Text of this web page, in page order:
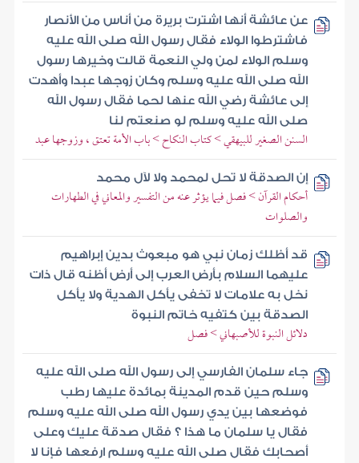
عن عائشة أنها اشترت بريرة من أناس من الأنصار
فاشترطوا الولاء فقال رسول الله صلى الله عليه
وسلم الولاء لمن ولي النعمة قالت وخيرها رسول
الله صلى الله عليه وسلم وكان زوجها عبدا وأهدت
إلى عائشة رضي الله عنها لحما فقال رسول الله
صلى الله عليه وسلم لو صنعتم لنا
السنن الصغير للبيهقي > كتاب النكاح > باب الأمة تعتق ، وزوجها عبد
إن الصدقة لا تحل لمحمد ولا لآل محمد
أحكام القرآن > فصل فيما يؤثر عنه من التفسير والمعاني في الطهارات
والصلوات
قد أظلك زمان نبي هو مبعوث بدين إبراهيم
عليهما السلام بأرض العرب إلى أرض أظنه قال ذات
نخل به علامات لا تخفى يأكل الهدية ولا يأكل
الصدقة بين كتفيه خاتم النبوة
دلائل النبوة للأصبهاني > فصل
جاء سلمان الفارسي إلى رسول الله صلى الله عليه
وسلم حين قدم المدينة بمائدة عليها رطب
فوضعها بين يدي رسول الله صلى الله عليه وسلم
فقال يا سلمان ما هذا ؟ فقال صدقة عليك وعلى
أصحابك فقال صلى الله عليه وسلم ارفعها فإنا لا